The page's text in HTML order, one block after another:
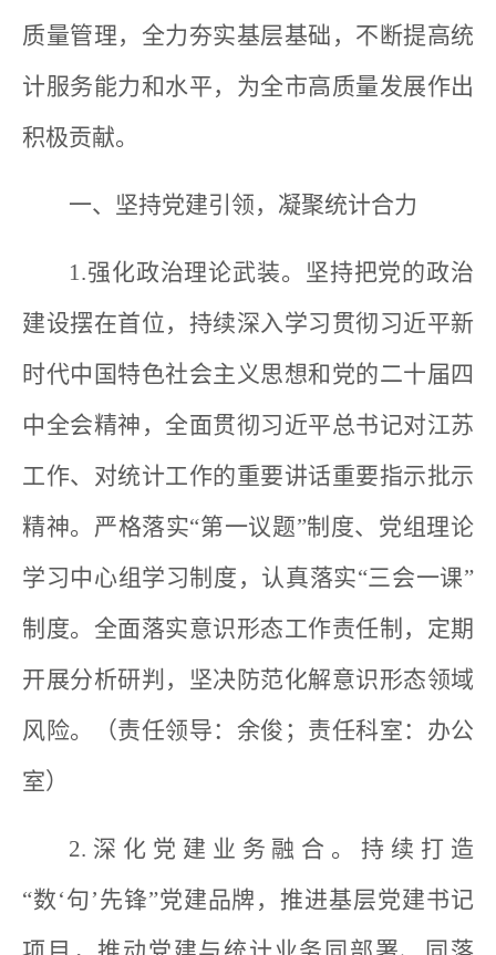
质量管理，全力夯实基层基础，不断提高统
计服务能力和水平，为全市高质量发展作出
积极贡献。
一、坚持党建引领，凝聚统计合力
1.强化政治理论武装。坚持把党的政治
建设摆在首位，持续深入学习贯彻习近平新
时代中国特色社会主义思想和党的二十届四
中全会精神，全面贯彻习近平总书记对江苏
工作、对统计工作的重要讲话重要指示批示
精神。严格落实“第一议题”制度、党组理论
学习中心组学习制度，认真落实“三会一课”
制度。全面落实意识形态工作责任制，定期
开展分析研判，坚决防范化解意识形态领域
风险。（责任领导：余俊；责任科室：办公
室）
2.深化党建业务融合。持续打造
“数‘句’先锋”党建品牌，推进基层党建书记